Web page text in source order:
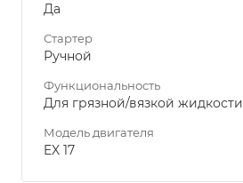
Да
Стартер
Ручной
Функциональность
Для грязной/вязкой жидкости
Модель двигателя
EX 17